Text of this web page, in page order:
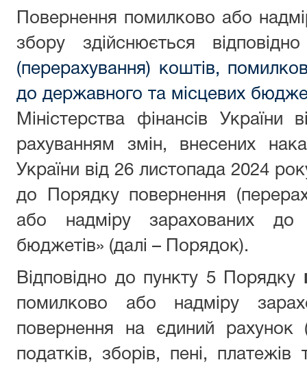
Повернення помилково або
збору здійснюється
(перерахування) коштів,
до державного та місцевих
Міністерства фінансів
рахуванням змін, внесених
України від 26 листопада 2024
до Порядку повернення
або надміру зарахованих до
бюджетів» (далі – Порядок).
Відповідно до пункту 5 Порядку
помилково або надміру
повернення на єдиний рахунок
податків, зборів, пені,